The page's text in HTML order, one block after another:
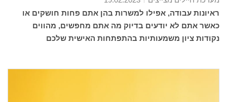
ראיונות עבודה, אפילו למשרות בהן אתם פחות חושקים או
כאשר אתם לא יודעים בדיוק מה אתם מחפשים, מהווים
נקודות ציון משמעותיות בהתפתחות האישית שלכם